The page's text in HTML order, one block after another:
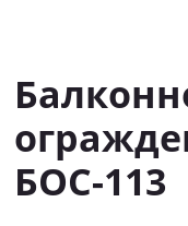
БОС-113